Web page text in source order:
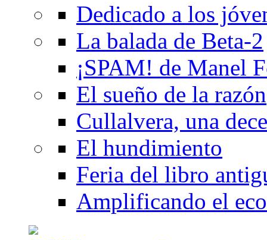
Dedicado a los
La balada de Beta-2
¡SPAM! de Manel
El sueño de la razón
Cullalvera, una
El hundimiento
Feria del libro
Amplificando el